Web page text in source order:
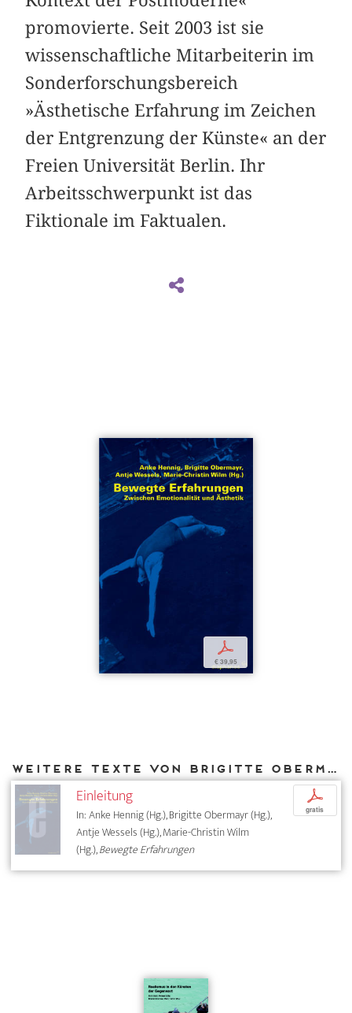
promovierte. Seit 2003 ist sie
wissenschaftliche Mitarbeiterin im
Sonderforschungsbereich
»Ästhetische Erfahrung im Zeichen
der Entgrenzung der Künste« an der
Freien Universität Berlin. Ihr
Arbeitsschwerpunkt ist das
Fiktionale im Faktualen.
p
€ 39,95
Weitere Texte von Brigitte Obermayr bei DIAPHANES
Einleitung
In: Anke Hennig (Hg.), Brigitte Obermayr (Hg.),
Antje Wessels (Hg.), Marie-Christin Wilm
(Hg.),Bewegte Erfahrungen
p
gratis